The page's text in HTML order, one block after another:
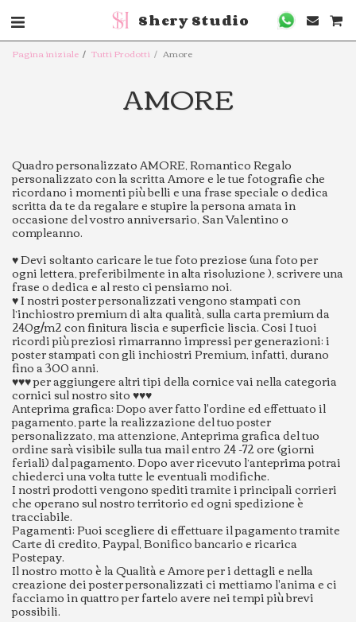
Shery Studio
Pagina iniziale Tutti Prodotti Amore
AMORE
Quadro personalizzato AMORE, Romantico Regalo
personalizzato con la scritta Amore e le tue fotografie che
ricordano i momenti più belli e una frase speciale o dedica
scritta da te da regalare e stupire la persona amata in
occasione del vostro anniversario, San Valentino o
compleanno.
♥️ Devi soltanto caricare le tue foto preziose (una foto per
ogni lettera, preferibilmente in alta risoluzione ), scrivere una
frase o dedica e al resto ci pensiamo noi.
♥️ I nostri poster personalizzati vengono stampati con
l’inchiostro premium di alta qualità, sulla carta premium da
240g/m2 con finitura liscia e superficie liscia. Cosi I tuoi
ricordi più preziosi rimarranno impressi per generazioni: i
poster stampati con gli inchiostri Premium, infatti, durano
fino a 300 anni.
♥️♥️♥️ per aggiungere altri tipi della cornice vai nella categoria
cornici sul nostro sito ♥️♥️♥️
Anteprima grafica: Dopo aver fatto l'ordine ed effettuato il
pagamento, parte la realizzazione del tuo poster
personalizzato, ma attenzione, Anteprima grafica del tuo
ordine sarà visibile sulla tua mail entro 24 -72 ore (giorni
feriali) dal pagamento. Dopo aver ricevuto l’anteprima potrai
chiederci una volta tutte le eventuali modifiche.
I nostri prodotti vengono spediti tramite i principali corrieri
che operano sul nostro territorio ed ogni spedizione è
tracciabile.
Pagamenti: Puoi scegliere di effettuare il pagamento tramite
Carte di credito, Paypal, Bonifico bancario e ricarica
Postepay.
Il nostro motto è la Qualità e Amore per i dettagli e nella
creazione dei poster personalizzati ci mettiamo l'anima e ci
facciamo in quattro per fartelo avere nei tempi più brevi
possibili.